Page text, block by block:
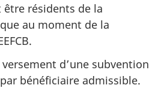
résidents de la
au moment de la
versement d’une subvention
bénéficiaire admissible.